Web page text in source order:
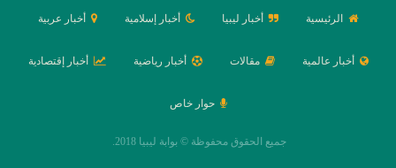
الرئيسية أخبار ليبيا أخبار إسلامية أخبار عربية
أخبار عالمية مقالات أخبار رياضية أخبار إقتصادية
حوار خاص
جميع الحقوق محفوظة © بوابة ليبيا 2018.